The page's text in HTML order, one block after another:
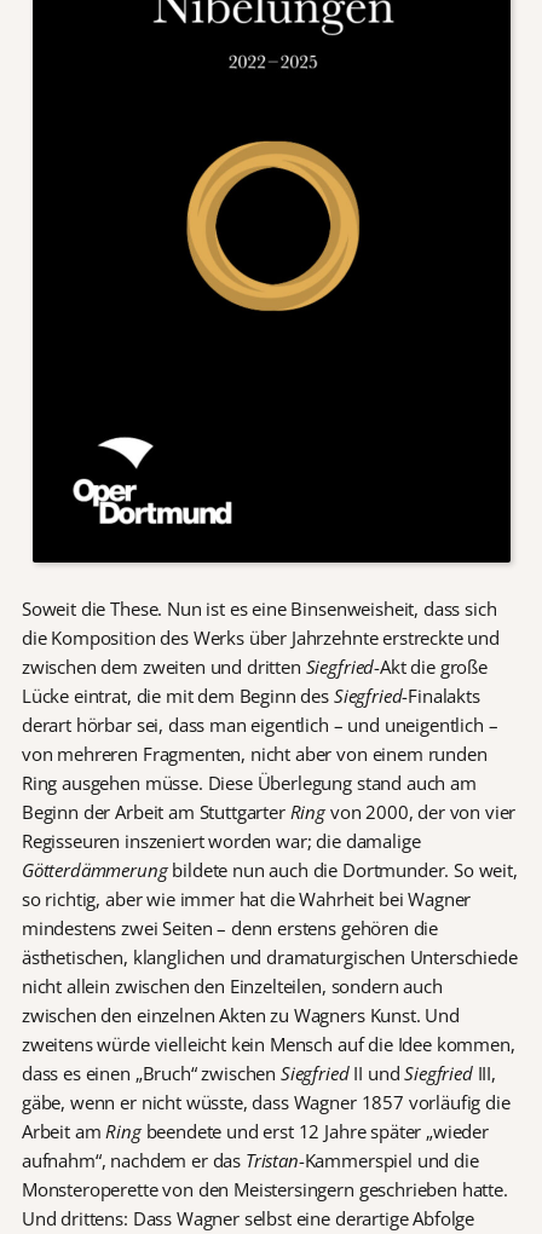
Soweit die These. Nun ist es eine Binsenweisheit, dass sich
die Komposition des Werks über Jahrzehnte erstreckte und
zwischen dem zweiten und dritten Siegfried-Akt die große
Lücke eintrat, die mit dem Beginn des Siegfried-Finalakts
derart hörbar sei, dass man eigentlich – und uneigentlich –
von mehreren Fragmenten, nicht aber von einem runden
Ring ausgehen müsse. Diese Überlegung stand auch am
Beginn der Arbeit am Stuttgarter Ringvon 2000, der von vier
Regisseuren inszeniert worden war; die damalige
Götterdämmerungbildete nun auch die Dortmunder. So weit,
so richtig, aber wie immer hat die Wahrheit bei Wagner
mindestens zwei Seiten – denn erstens gehören die
ästhetischen, klanglichen und dramaturgischen Unterschiede
nicht allein zwischen den Einzelteilen, sondern auch
zwischen den einzelnen Akten zu Wagners Kunst. Und
zweitens würde vielleicht kein Mensch auf die Idee kommen,
dass es einen „Bruch“ zwischen SiegfriedII undSiegfriedIII,
gäbe, wenn er nicht wüsste, dass Wagner 1857 vorläufig die
Arbeit amRing beendete und erst 12 Jahre später „wieder
aufnahm“, nachdem er das Tristan-Kammerspiel und die
Monsteroperette von den Meistersingern geschrieben hatte.
Und drittens: Dass Wagner selbst eine derartige Abfolge